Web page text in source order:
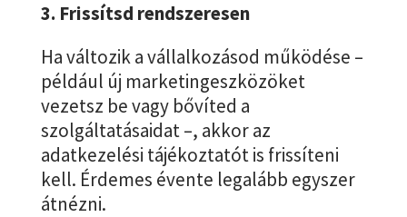
3. Frissítsd rendszeresen
Ha változik a vállalkozásod működése –
például új marketingeszközöket
vezetsz be vagy bővíted a
szolgáltatásaidat –, akkor az
adatkezelési tájékoztatót is frissíteni
kell. Érdemes évente legalább egyszer
átnézni.